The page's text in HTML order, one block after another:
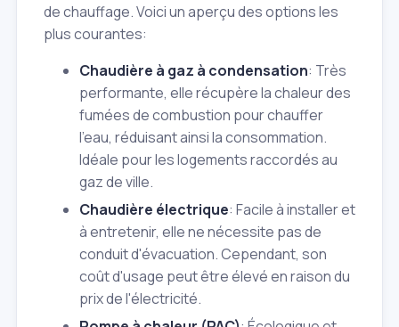
de chauffage. Voici un aperçu des options les
plus courantes:
Chaudière à gaz à condensation: Très
performante, elle récupère la chaleur des
fumées de combustion pour chauffer
l'eau, réduisant ainsi la consommation.
Idéale pour les logements raccordés au
gaz de ville.
Chaudière électrique: Facile à installer et
à entretenir, elle ne nécessite pas de
conduit d'évacuation. Cependant, son
coût d'usage peut être élevé en raison du
prix de l'électricité.